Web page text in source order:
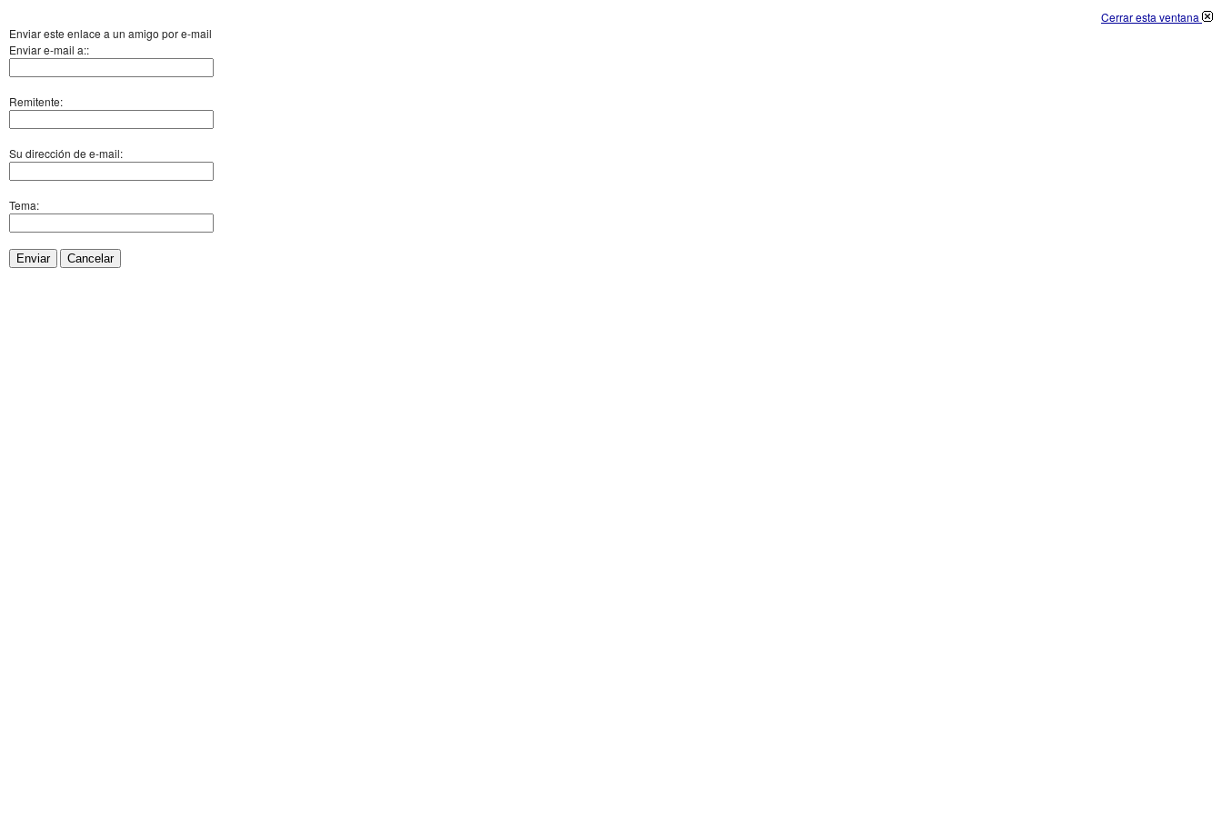
Cerrar esta ventana
Enviar este enlace a un amigo por e-mail
Enviar e-mail a::
Remitente:
Su dirección de e-mail:
Tema:
Enviar Cancelar